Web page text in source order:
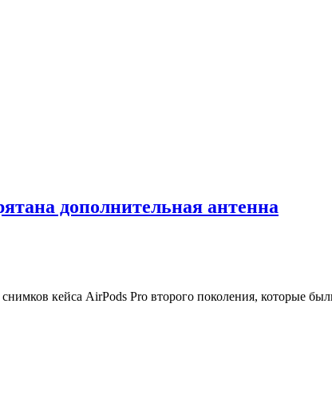
дополнительная антенна
кейса AirPods Pro второго поколения, которые